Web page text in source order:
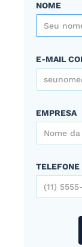
NOME
E-MAIL
EMPRESA
TELEFONE